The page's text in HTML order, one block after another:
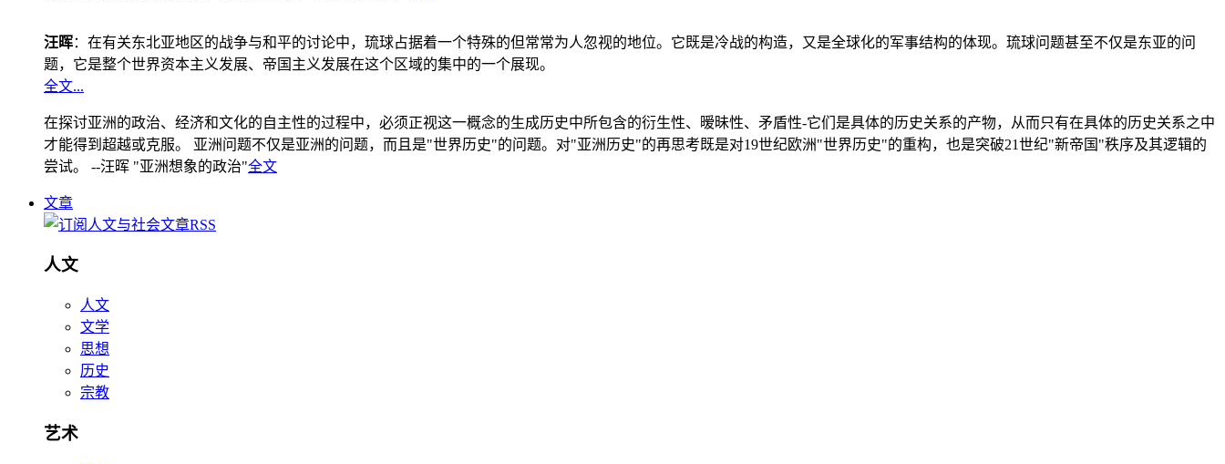
汪晖：在有关东北亚地区的战争与和平的讨论中，琉球占据着一个特殊的但常常为人忽视的地位。它既是冷战的构造，又是全球化的军事结构的体现。琉球问题甚至不仅是东亚的问
题，它是整个世界资本主义发展、帝国主义发展在这个区域的集中的一个展现。
全文...
在探讨亚洲的政治、经济和文化的自主性的过程中，必须正视这一概念的生成历史中所包含的衍生性、暧昧性、矛盾性-它们是具体的历史关系的产物，从而只有在具体的历史关系之中
才能得到超越或克服。 亚洲问题不仅是亚洲的问题，而且是"世界历史"的问题。对"亚洲历史"的再思考既是对19世纪欧洲"世界历史"的重构，也是突破21世纪"新帝国"秩序及其逻辑的
尝试。 --汪晖 "亚洲想象的政治"全文
文章
人文
人文
文学
思想
历史
宗教
艺术